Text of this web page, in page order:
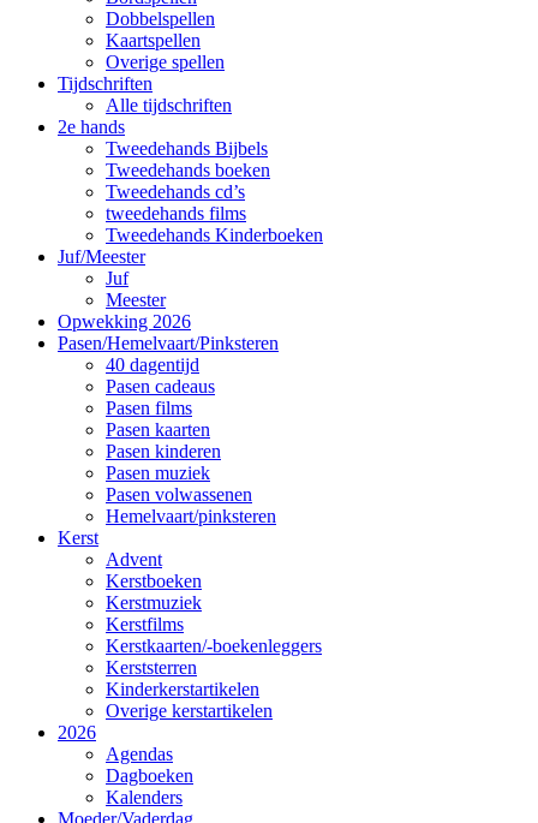
Dobbelspellen
Kaartspellen
Overige spellen
Tijdschriften
Alle tijdschriften
2e hands
Tweedehands Bijbels
Tweedehands boeken
Tweedehands cd’s
tweedehands films
Tweedehands Kinderboeken
Juf/Meester
Juf
Meester
Opwekking 2026
Pasen/Hemelvaart/Pinksteren
40 dagentijd
Pasen cadeaus
Pasen films
Pasen kaarten
Pasen kinderen
Pasen muziek
Pasen volwassenen
Hemelvaart/pinksteren
Kerst
Advent
Kerstboeken
Kerstmuziek
Kerstfilms
Kerstkaarten/-boekenleggers
Kerststerren
Kinderkerstartikelen
Overige kerstartikelen
2026
Agendas
Dagboeken
Kalenders
Moeder/Vaderdag